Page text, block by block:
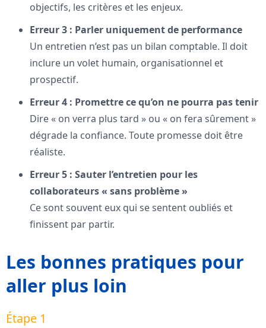
objectifs, les critères et les enjeux.
Erreur 3 : Parler uniquement de performance
Un entretien n’est pas un bilan comptable. Il doit
inclure un volet humain, organisationnel et
prospectif.
Erreur 4 : Promettre ce qu’on ne pourra pas tenir
Dire « on verra plus tard » ou « on fera sûrement »
dégrade la confiance. Toute promesse doit être
réaliste.
Erreur 5 : Sauter l’entretien pour les
collaborateurs « sans problème »
Ce sont souvent eux qui se sentent oubliés et
finissent par partir.
Les bonnes pratiques pour
aller plus loin
Étape 1